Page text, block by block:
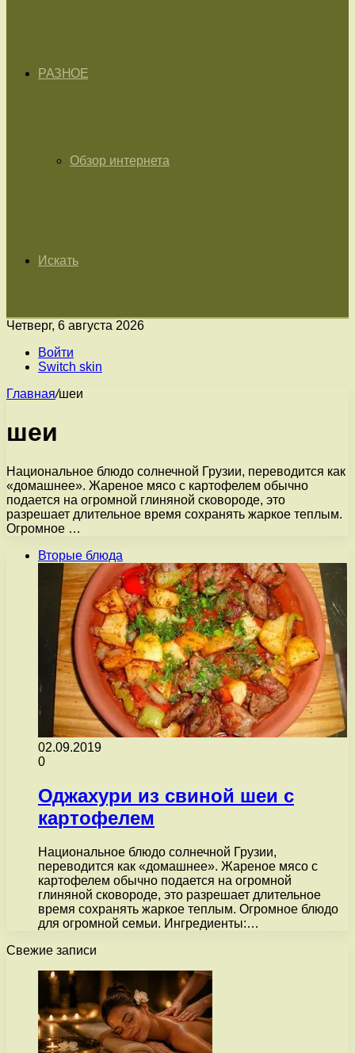
РАЗНОЕ
Обзор интернета
Искать
Четверг, 6 августа 2026
Войти
Switch skin
Главная/шеи
шеи
Национальное блюдо солнечной Грузии, переводится как
«домашнее». Жареное мясо с картофелем обычно
подается на огромной глиняной сковороде, это
разрешает длительное время сохранять жаркое теплым.
Огромное …
Вторые блюда
02.09.2019
0
Оджахури из свиной шеи с
картофелем
Национальное блюдо солнечной Грузии,
переводится как «домашнее». Жареное мясо с
картофелем обычно подается на огромной
глиняной сковороде, это разрешает длительное
время сохранять жаркое теплым. Огромное блюдо
для огромной семьи. Ингредиенты:…
Свежие записи